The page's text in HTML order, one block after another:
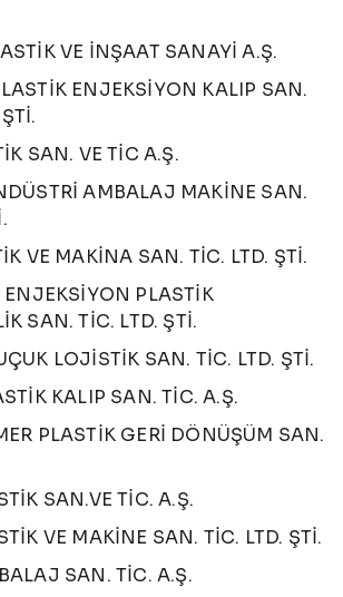
VE İNŞAAT SANAYİ A.Ş.
ENJEKSİYON KALIP SAN.
SAN. VE TİC A.Ş.
AMBALAJ MAKİNE SAN.
VE MAKİNA SAN. TİC. LTD. ŞTİ.
PLASTİK
SAN. TİC. LTD. ŞTİ.
LOJİSTİK SAN. TİC. LTD. ŞTİ.
KALIP SAN. TİC. A.Ş.
PLASTİK GERİ DÖNÜŞÜM SAN.
SAN.VE TİC. A.Ş.
VE MAKİNE SAN. TİC. LTD. ŞTİ.
SAN. TİC. A.Ş.